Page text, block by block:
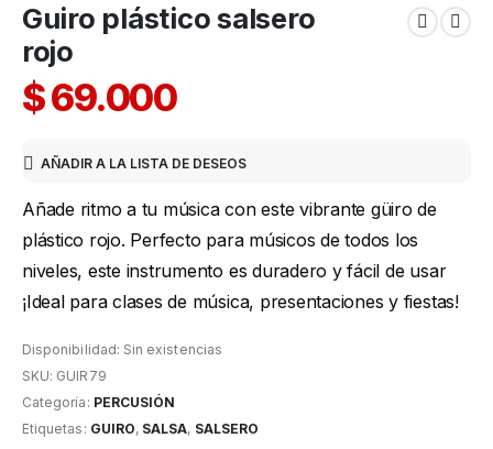
Guiro plástico salsero
rojo
$69.000
AÑADIR A LA LISTA DE DESEOS
Añade ritmo a tu música con este vibrante güiro de
plástico rojo. Perfecto para músicos de todos los
niveles, este instrumento es duradero y fácil de usar
¡Ideal para clases de música, presentaciones y fiestas!
Disponibilidad: Sin existencias
SKU: GUIR79
Categoría: PERCUSIÓN
Etiquetas: GUIRO, SALSA, SALSERO